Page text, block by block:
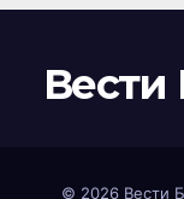
Вести
© 2026 Вести